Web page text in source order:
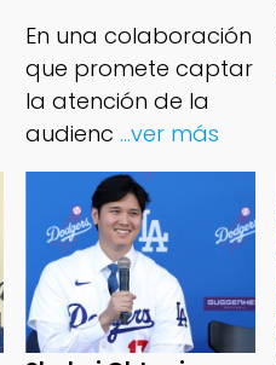
En una colaboración
que promete captar
la atención de la
audienc ...ver más